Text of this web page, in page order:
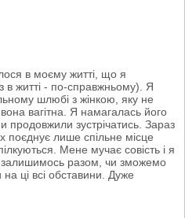
в моєму житті, що я
в житті - по-справжньому). Я
шлюбі з жінкою, яку не
вагітна. Я намагалась його
зустрічатись. Зараз
поєднує лише спільне місце
Мене мучає совість і я
разом, чи зможемо
ці всі обставини. Дуже